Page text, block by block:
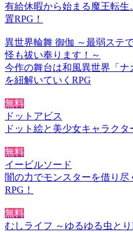
有給休暇から始まる魔王転
置RPG！
異世界輪舞 御伽 ～最弱ステ
怪も祓い奉ります！～
今作の舞台は和風異世界「
を紐解いていくRPG
無料
ドットアビス
ドット絵と美少女キャラク
無料
イービルソード
闇の力でモンスターを借り
RPG！
無料
むしライフ ～ゆるゆる虫とり